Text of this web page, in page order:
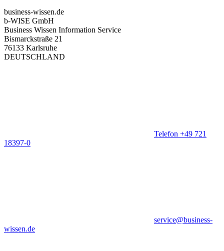
business-wissen.de
b-WISE GmbH
Business Wissen Information Service
Bismarckstraße 21
76133 Karlsruhe
DEUTSCHLAND
Telefon +49 721
18397-0
service@business-
wissen.de